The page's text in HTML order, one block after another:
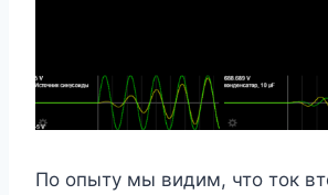
По опыту мы видим, что ток